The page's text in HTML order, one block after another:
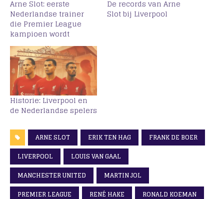
Arne Slot: eerste
Nederlandse trainer
die Premier League
kampioen wordt
De records van Arne
Slot bij Liverpool
Historie: Liverpool en
de Nederlandse spelers
ARNE SLOT ERIK TEN HAG
FRANK DE BOER
LIVERPOOL
LOUIS VAN GAAL
MANCHESTER UNITED
MARTIN JOL
PREMIER LEAGUE
RENÉ HAKE RONALD KOEMAN